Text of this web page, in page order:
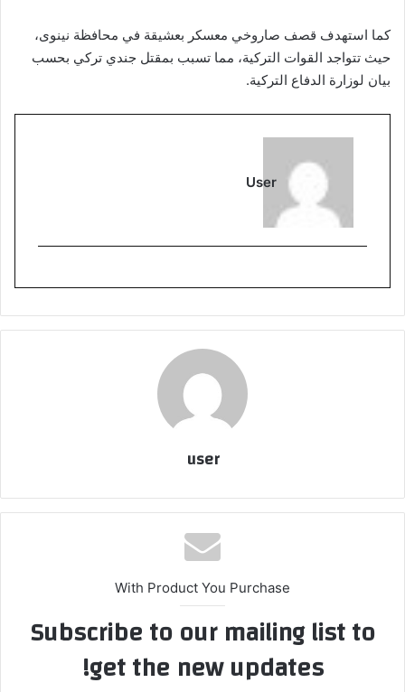
كما استهدف قصف صاروخي معسكر بعشيقة في محافظة نينوى،
حيث تتواجد القوات التركية، مما تسبب بمقتل جندي تركي بحسب
بيان لوزارة الدفاع التركية.
User
user
With Product You Purchase
Subscribe to our mailing list to
get the new updates!